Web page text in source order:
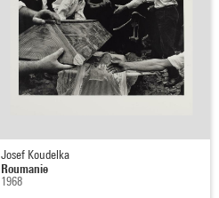
Josef Koudelka
Roumanie
1968